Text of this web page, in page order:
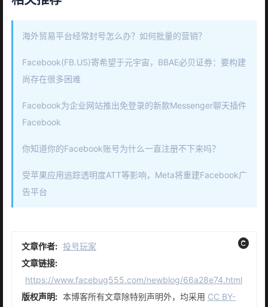
海外贸易平台经常封号怎么办？如何批量的营销？
Facebook(FB.US)寄希望于元宇宙，BBAE必贝证券：要构建
尚存在很多困难
Facebook为企业网站推出免登录的新款Messenger聊天插件
Facebook
你知道你的Facebook账号为什么一直注册不下来吗？
受苹果应用追踪透明度ATT等影响，Meta将重建Facebook广
告平台
文章作者: 投号玩家
文章链接:
https://www.facebug555.com/newblog/66a28e74.html
版权声明: 本博客所有文章除特别声明外，均采用 CC BY-